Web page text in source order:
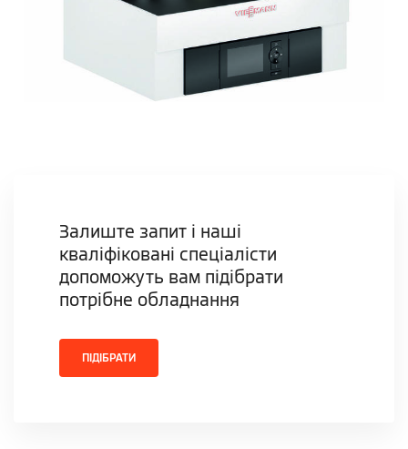
Залиште запит і наші
кваліфіковані спеціалісти
допоможуть вам підібрати
потрібне обладнання
ПІДІБРАТИ